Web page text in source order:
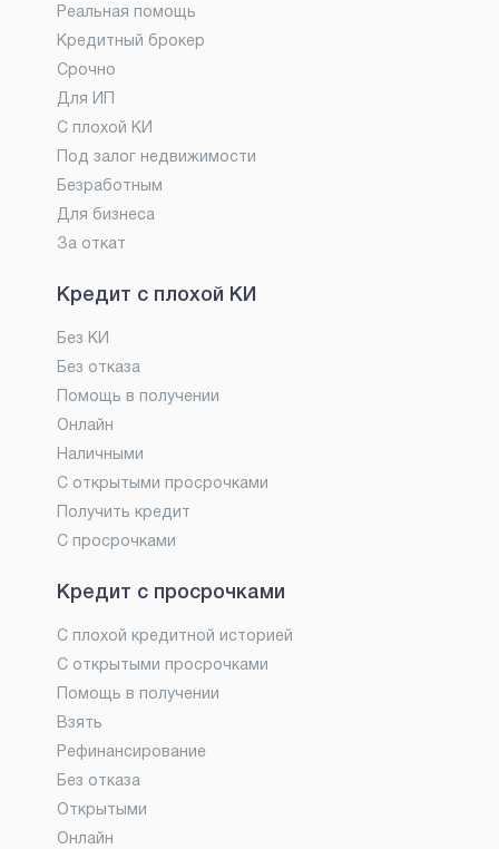
Реальная помощь
Кредитный брокер
Срочно
Для ИП
С плохой КИ
Под залог недвижимости
Безработным
Для бизнеса
За откат
Кредит с плохой КИ
Без КИ
Без отказа
Помощь в получении
Онлайн
Наличными
С открытыми просрочками
Получить кредит
С просрочками
Кредит с просрочками
С плохой кредитной историей
С открытыми просрочками
Помощь в получении
Взять
Рефинансирование
Без отказа
Открытыми
Онлайн